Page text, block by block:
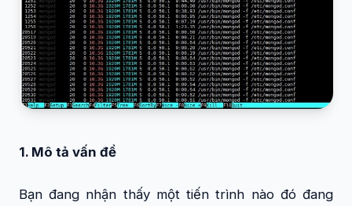
1. Mô tả vấn đề
Bạn đang nhận thấy một tiến trình nào đó đang